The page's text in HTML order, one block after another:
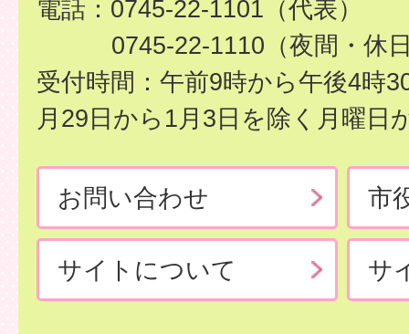
電話：0745-22-1101（代表）
0745-22-1110（夜間・休
受付時間：午前9時から午後4時
月29日から1月3日を除く月曜日
お問い合わせ 市
サイトについて サ